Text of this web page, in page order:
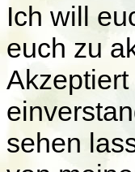
Ich will
euch zu
sehen